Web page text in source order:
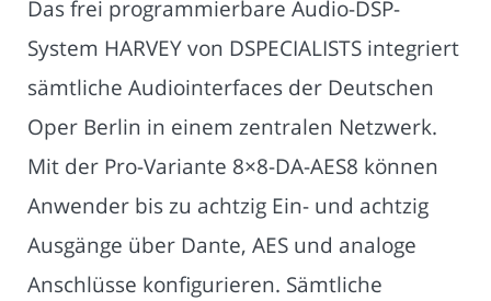
Das frei programmierbare Audio-DSP-
System HARVEY von DSPECIALISTS integriert
sämtliche Audiointerfaces der Deutschen
Oper Berlin in einem zentralen Netzwerk.
Mit der Pro-Variante 8×8-DA-AES8 können
Anwender bis zu achtzig Ein- und achtzig
Ausgänge über Dante, AES und analoge
Anschlüsse konfigurieren. Sämtliche